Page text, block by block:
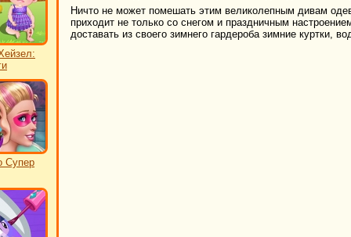
Супер
Ничто не может помешать этим великолепным дивам
приходит не только со снегом и праздничным
доставать из своего зимнего гардероба зимние куртки,